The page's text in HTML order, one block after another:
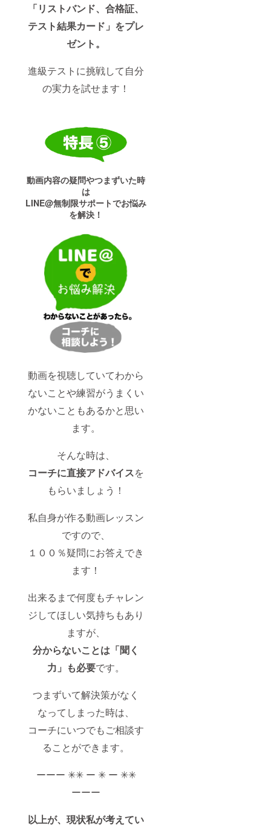
「リストバンド、合格証、
テスト結果カード」をプレ
ゼント。
進級テストに挑戦して自分
の実力を試せます！
動画内容の疑問やつまずいた時
は
LINE@無制限サポートでお悩み
を解決！
動画を視聴していてわから
ないことや練習がうまくい
かないこともあるかと思い
ます。
そんな時は、
コーチに直接アドバイスを
もらいましょう！
私自身が作る動画レッスン
ですので、
１００％疑問にお答えでき
ます！
出来るまで何度もチャレン
ジしてほしい気持ちもあり
ますが、
分からないことは「聞く
力」も必要です。
つまずいて解決策がなく
なってしまった時は、
コーチにいつでもご相談す
ることができます。
ーーー ✳︎✳︎ ー ✳︎ ー ✳︎✳︎
ーーー
以上が、現状私が考えてい